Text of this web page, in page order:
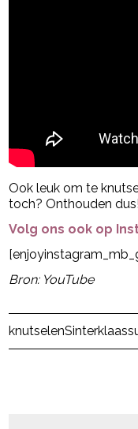
Ook leuk om te
toch? Onthouden dus!
Volg ons ook op
Bron: YouTube
knutselenSinterklaas